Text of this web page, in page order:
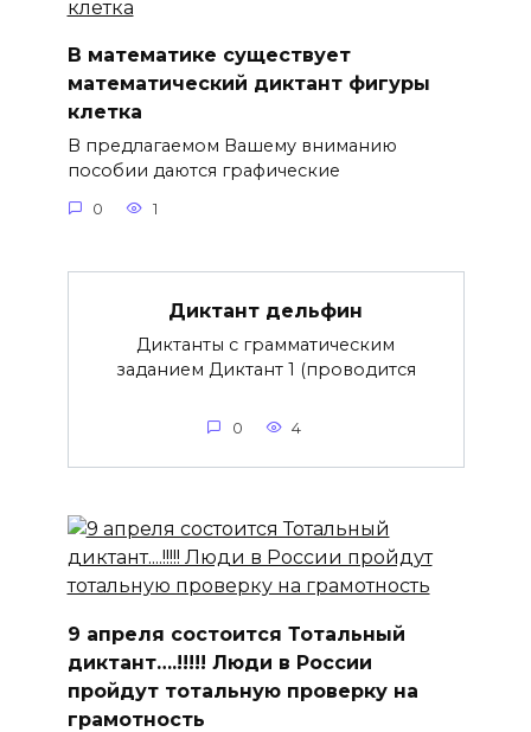
В математике существует
математический диктант фигуры
клетка
В предлагаемом Вашему вниманию
пособии даются графические
0 1
Диктант дельфин
Диктанты с грамматическим
заданием Диктант 1 (проводится
0 4
9 апреля состоится Тотальный
диктант….!!!!! Люди в России
пройдут тотальную проверку на
грамотность